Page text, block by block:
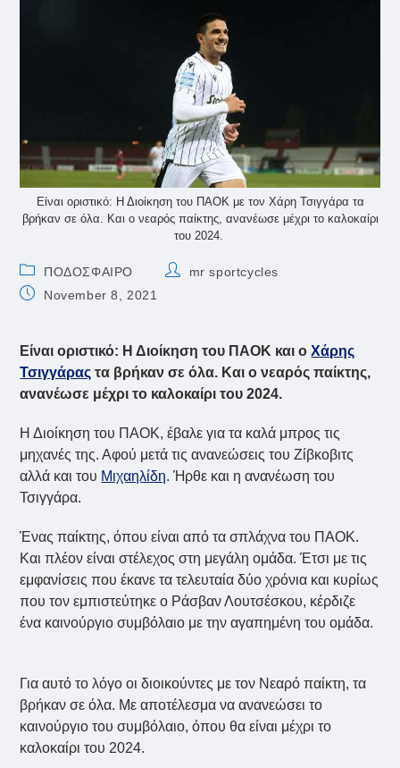
Είναι οριστικό: Η Διοίκηση του ΠΑΟΚ με τον Χάρη Τσιγγάρα τα
βρήκαν σε όλα. Και ο νεαρός παίκτης, ανανέωσε μέχρι το καλοκαίρι
του 2024.
Post
category:
ΠΟΔΟΣΦΑΙΡΟ
Postmr sportcycles
PostNovember 8, 2021
Είναι οριστικό: Η Διοίκηση του ΠΑΟΚ και οΧάρης
Τσιγγάρας τα βρήκαν σε όλα. Και ο νεαρός παίκτης,
ανανέωσε μέχρι το καλοκαίρι του 2024.
Η Διοίκηση του ΠΑΟΚ, έβαλε για τα καλά μπρος τις
μηχανές της. Αφού μετά τις ανανεώσεις του Ζίβκοβιτς
αλλά και του Μιχαηλίδη. Ήρθε και η ανανέωση του
Τσιγγάρα.
Ένας παίκτης, όπου είναι από τα σπλάχνα του ΠΑΟΚ.
Και πλέον είναι στέλεχος στη μεγάλη ομάδα. Έτσι με τις
εμφανίσεις που έκανε τα τελευταία δύο χρόνια και κυρίως
που τον εμπιστεύτηκε ο Ράσβαν Λουτσέσκου, κέρδιζε
ένα καινούργιο συμβόλαιο με την αγαπημένη του ομάδα.
Για αυτό το λόγο οι διοικούντες με τον Νεαρό παίκτη, τα
βρήκαν σε όλα. Με αποτέλεσμα να ανανεώσει το
καινούργιο του συμβόλαιο, όπου θα είναι μέχρι το
καλοκαίρι του 2024.